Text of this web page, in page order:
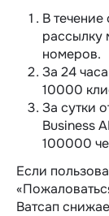
В
рассылку
номеров.
За 24
10000
За сутки
Business
100000
Если
Ватсап